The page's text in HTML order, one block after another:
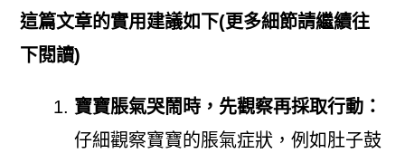
這篇文章的實用建議如下(更多細節請繼續往
下閱讀)
寶寶脹氣哭鬧時，先觀察再採取行動：
仔細觀察寶寶的脹氣症狀，例如肚子鼓